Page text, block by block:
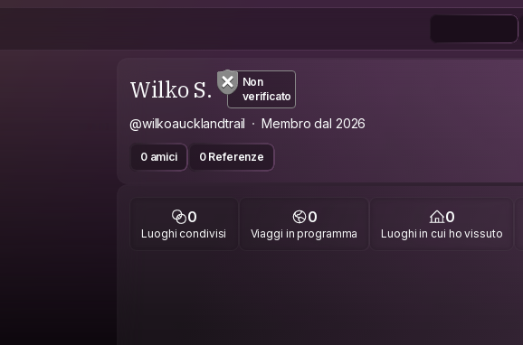
Wilko S.
Non
verificato
@wilkoaucklandtrail Membro dal 2026
0 amici 0 Referenze
0
Luoghi condivisi
0
Viaggi in programma
0
Luoghi in cui ho vissuto